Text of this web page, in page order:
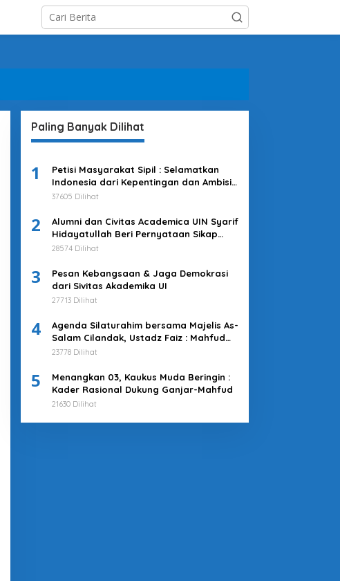
Paling Banyak Dilihat
1
Petisi Masyarakat Sipil : Selamatkan
Indonesia dari Kepentingan dan Ambisi
Kekuasaan Jokowi & Kroni-kroninya!
Kepentingan Rakyat
37605 Dilihat
2
Alumni dan Civitas Academica UIN Syarif
Hidayatullah Beri Pernyataan Sikap
Merespons Penyelenggaraan Pemilu
28574 Dilihat
3
Pesan Kebangsaan & Jaga Demokrasi
dari Sivitas Akademika UI
27713 Dilihat
4
Agenda Silaturahim bersama Majelis As-
Salam Cilandak, Ustadz Faiz : Mahfud
MD adalah Pilihan Terbaik
23778 Dilihat
5
Menangkan 03, Kaukus Muda Beringin :
Kader Rasional Dukung Ganjar-Mahfud
21630 Dilihat